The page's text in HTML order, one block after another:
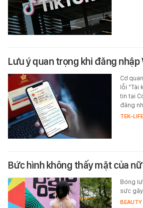
Lưu ý quan trọng khi đăng nhập
Cơ
lỗi "Tài
tin tại
đăng
TEK-LIFE
Bức hình không thấy mặt của
Bóng
sức
BEAUTY